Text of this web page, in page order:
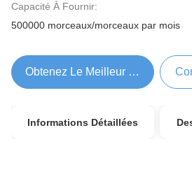
Capacité À Fournir:
500000 morceaux/morceaux par mois
Obtenez Le Meilleur Prix
Informations Détaillées